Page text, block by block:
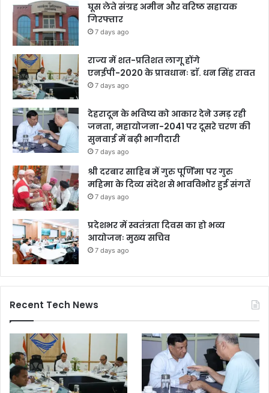
घूस लेते संग्रह अमीन और वरिष्ठ सहायक
गिरफ्तार
7 days ago
राज्य में शत-प्रतिशत लागू होंगे
एनईपी-2020 के प्रावधानः डाॅ. धन सिंह रावत
7 days ago
देहरादून के भविष्य को आकार देने उमड़ रही
जनता, महायोजना-2041 पर दूसरे चरण की
सुनवाई में बढ़ी भागीदारी
7 days ago
श्री दरबार साहिब में गुरु पूर्णिमा पर गुरु
महिमा के दिव्य संदेश से भावविभोर हुई संगतें
7 days ago
प्रदेशभर में स्वतंत्रता दिवस का हो भव्य
आयोजनः मुख्य सचिव
7 days ago
Recent Tech News